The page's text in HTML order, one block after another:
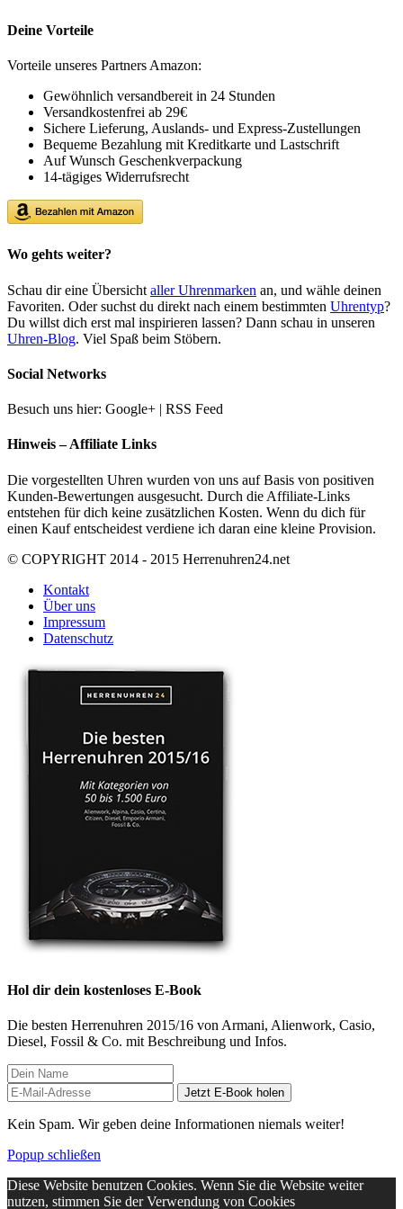
Deine Vorteile
Vorteile unseres Partners Amazon:
Gewöhnlich versandbereit in 24 Stunden
Versandkostenfrei ab 29€
Sichere Lieferung, Auslands- und Express-Zustellungen
Bequeme Bezahlung mit Kreditkarte und Lastschrift
Auf Wunsch Geschenkverpackung
14-tägiges Widerrufsrecht
Wo gehts weiter?
Schau dir eine Übersicht aller Uhrenmarken an, und wähle deinen
Favoriten. Oder suchst du direkt nach einem bestimmten Uhrentyp?
Du willst dich erst mal inspirieren lassen? Dann schau in unseren
Uhren-Blog. Viel Spaß beim Stöbern.
Social Networks
Besuch uns hier: Google+ | RSS Feed
Hinweis – Affiliate Links
Die vorgestellten Uhren wurden von uns auf Basis von positiven
Kunden-Bewertungen ausgesucht. Durch die Affiliate-Links
entstehen für dich keine zusätzlichen Kosten. Wenn du dich für
einen Kauf entscheidest verdiene ich daran eine kleine Provision.
© COPYRIGHT 2014 - 2015 Herrenuhren24.net
Kontakt
Über uns
Impressum
Datenschutz
Hol dir dein kostenloses E-Book
Die besten Herrenuhren 2015/16 von Armani, Alienwork, Casio,
Diesel, Fossil & Co. mit Beschreibung und Infos.
Jetzt E-Book holen
Kein Spam. Wir geben deine Informationen niemals weiter!
Popup schließen
Diese Website benutzen Cookies. Wenn Sie die Website weiter
nutzen, stimmen Sie der Verwendung von Cookies